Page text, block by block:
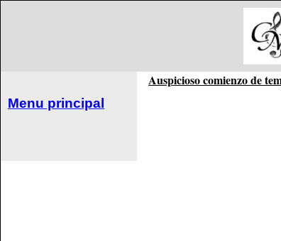
Menu principal
Auspicioso comienzo de